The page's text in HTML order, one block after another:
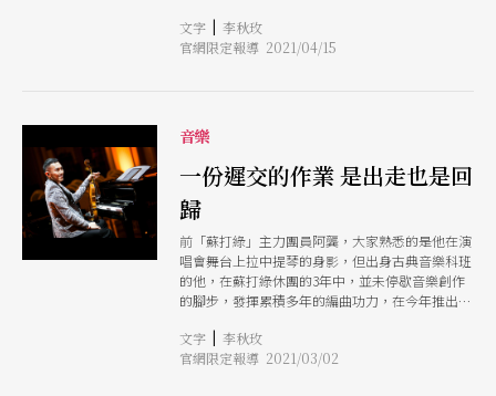
14件優勝作品。而且優勝作品在首演發表後，台北
室內合唱團不僅舉辦講座介紹推廣，也會委託出
文字 | 李秋玫
官網限定報導 2021/04/15
音樂
一份遲交的作業 是出走也是回
歸
前「蘇打綠」主力團員阿龔，大家熟悉的是他在演
唱會舞台上拉中提琴的身影，但出身古典音樂科班
的他，在蘇打綠休團的3年中，並未停歇音樂創作
的腳步，發揮累積多年的編曲功力，在今年推出了
從「演奏者」轉為「作曲者」，與其他音樂家共同
為作品織造更豐富的色彩。
文字 | 李秋玫
官網限定報導 2021/03/02